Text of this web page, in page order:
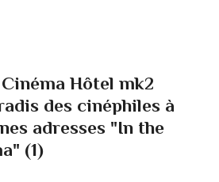
Hôtel mk2
des cinéphiles à
adresses "In the
(1)